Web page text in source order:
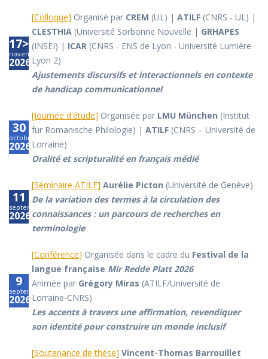
17>18
novembre
2026
[Colloque] Organisé par CREM (UL) | ATILF(CNRS - UL) |
CLESTHIA (Université Sorbonne Nouvelle | GRHAPES
(INSEI) | ICAR (CNRS - ENS de Lyon - Université Lumière
Lyon 2)
Ajustements discursifs et interactionnels en contexte
de handicap communicationnel
30
octobre
2026
[Journée d'étude] Organisée par LMU München (Institut
für Romanische Philologie) | ATILF(CNRS – Université de
Lorraine)
Oralité et scripturalité en français médié
11
septembre
2026
[Séminaire ATILF] Aurélie Picton (Université de Genève)
De la variation des termes à la circulation des
connaissances : un parcours de recherches en
terminologie
9
septembre
2026
[Conférence] Organisée dans le cadre du Festival de la
langue française Mir Redde Platt 2026
Animée par Grégory Miras (ATILF/Université de
Lorraine-CNRS)
Les accents à travers une affirmation, revendiquer
son identité pour construire un monde inclusif
[Soutenance de thèse] Vincent-Thomas Barrouillet